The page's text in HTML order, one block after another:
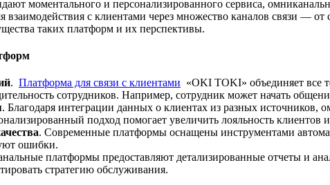
моментального и персонализированного сервиса,
взаимодействия с клиентами через множество каналов связи —
таких платформ и их перспективы.
. Платформа для связи с клиентами «OKI TOKI» объединяет все
сотрудников. Например, сотрудник может начать
. Благодаря интеграции данных о клиентах из разных
подход помогает увеличить лояльность клиентов
. Современные платформы оснащены инструментами
ошибки.
платформы предоставляют детализированные отчеты и
стратегию обслуживания.